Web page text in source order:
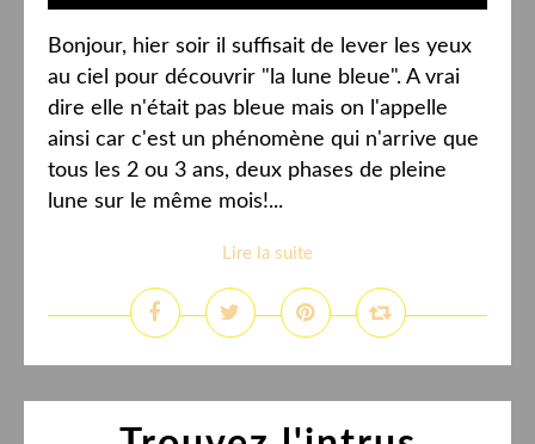
Bonjour, hier soir il suffisait de lever les yeux
au ciel pour découvrir "la lune bleue". A vrai
dire elle n'était pas bleue mais on l'appelle
ainsi car c'est un phénomène qui n'arrive que
tous les 2 ou 3 ans, deux phases de pleine
lune sur le même mois!...
Lire la suite